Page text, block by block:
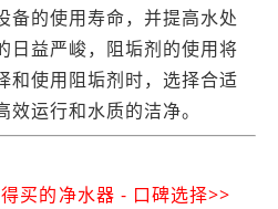
备的使用寿命，并提高水处
日益严峻，阻垢剂的使用将
和使用阻垢剂时，选择合适
运行和水质的洁净。
买的净水器 - 口碑选择>>